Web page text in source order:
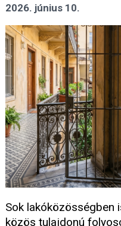
2026. június 10.
Sok
közös tulajdonú